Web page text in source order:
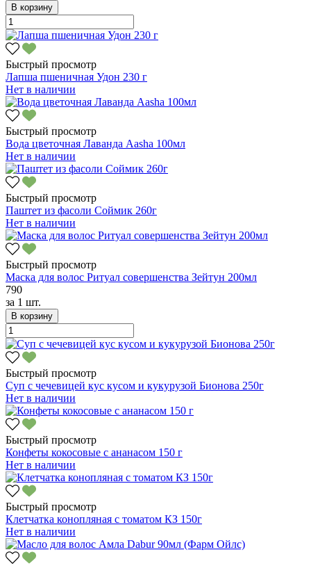
В корзину
Быстрый просмотр
Лапша пшеничная Удон 230 г
Нет в наличии
Быстрый просмотр
Вода цветочная Лаванда Aasha 100мл
Нет в наличии
Быстрый просмотр
Паштет из фасоли Соймик 260г
Нет в наличии
Быстрый просмотр
Маска для волос Ритуал совершенства Зейтун 200мл
790
за 1 шт.
В корзину
Быстрый просмотр
Суп с чечевицей кус кусом и кукурузой Бионова 250г
Нет в наличии
Быстрый просмотр
Конфеты кокосовые с ананасом 150 г
Нет в наличии
Быстрый просмотр
Клетчатка конопляная с томатом КЗ 150г
Нет в наличии